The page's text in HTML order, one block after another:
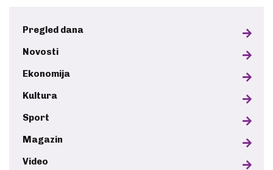
Pregled dana
Novosti
Ekonomija
Kultura
Sport
Magazin
Video